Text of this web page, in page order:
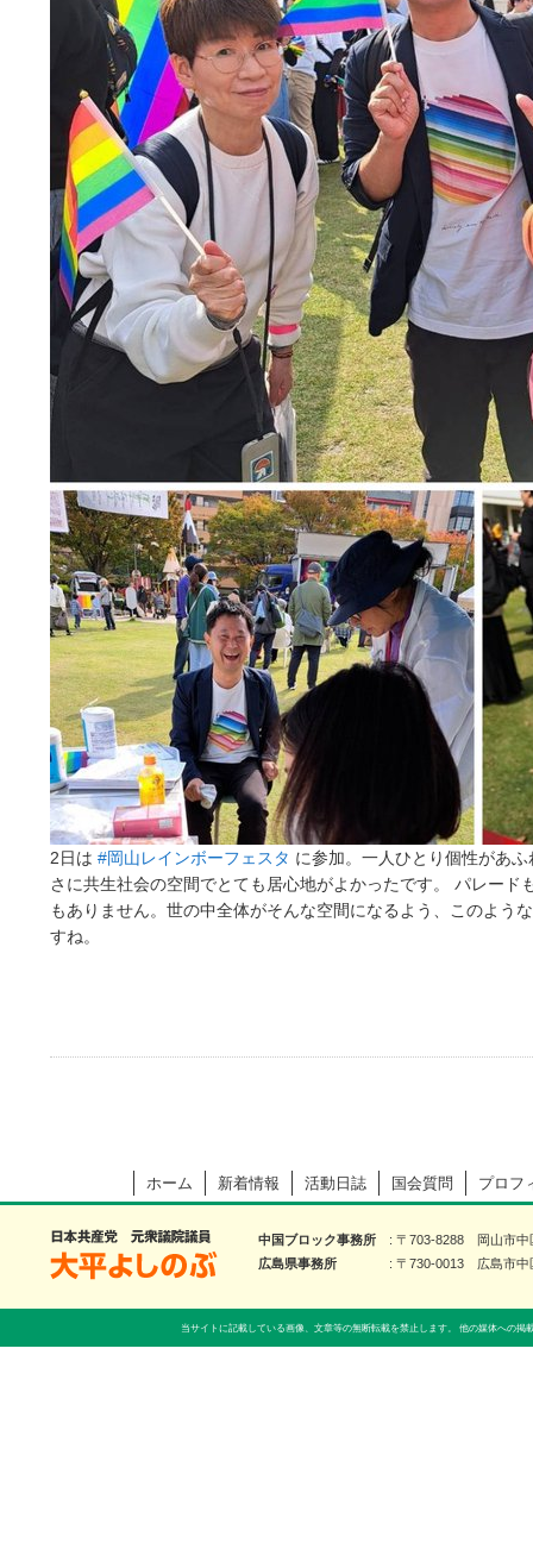
2日は #岡山レインボーフェスタ に参加。一人ひとり個性があ
さに共生社会の空間でとても居心地がよかったです。 パレード
もありません。世の中全体がそんな空間になるよう、このよう
すね。
ホーム 新着情報 活動日誌 国会質問 プロフ
大平よしのぶ 日本共産党 前衆議院議員
中国ブロック事務所
〒703-8288 岡山市中
広島県事務所
〒730-0013 広島市中
当サイトに記載している画像、文章等の無断転載を禁止します。 他の媒体への掲